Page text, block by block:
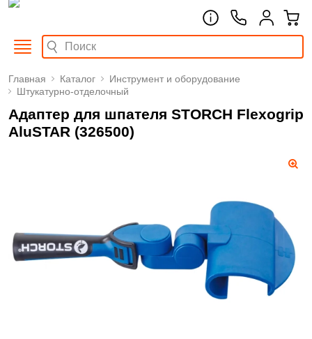
Главная Каталог
Инструмент и оборудование
Штукатурно-отделочный
Адаптер для шпателя STORCH Flexogrip
AluSTAR (326500)